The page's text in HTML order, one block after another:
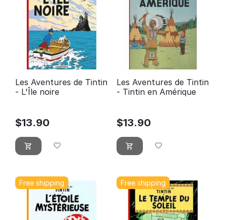
Les Aventures de Tintin
- L'Île noire
$13.90
Les Aventures de Tintin
- Tintin en Amérique
$13.90
Free shipping Free shipping